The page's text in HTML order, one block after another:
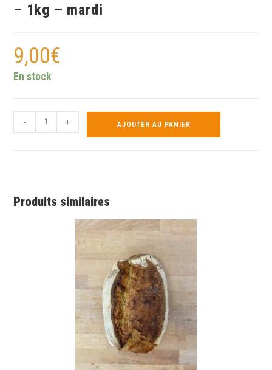
– 1kg – mardi
9,00€
En stock
- + AJOUTER AU PANIER
Produits similaires